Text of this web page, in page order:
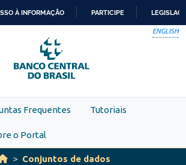
PARA
O
CONTEÚDO
À INFORMAÇÃO PARTICIPE
ENGLISH
Frequentes Tutoriais
o Portal
Conjuntos de dados